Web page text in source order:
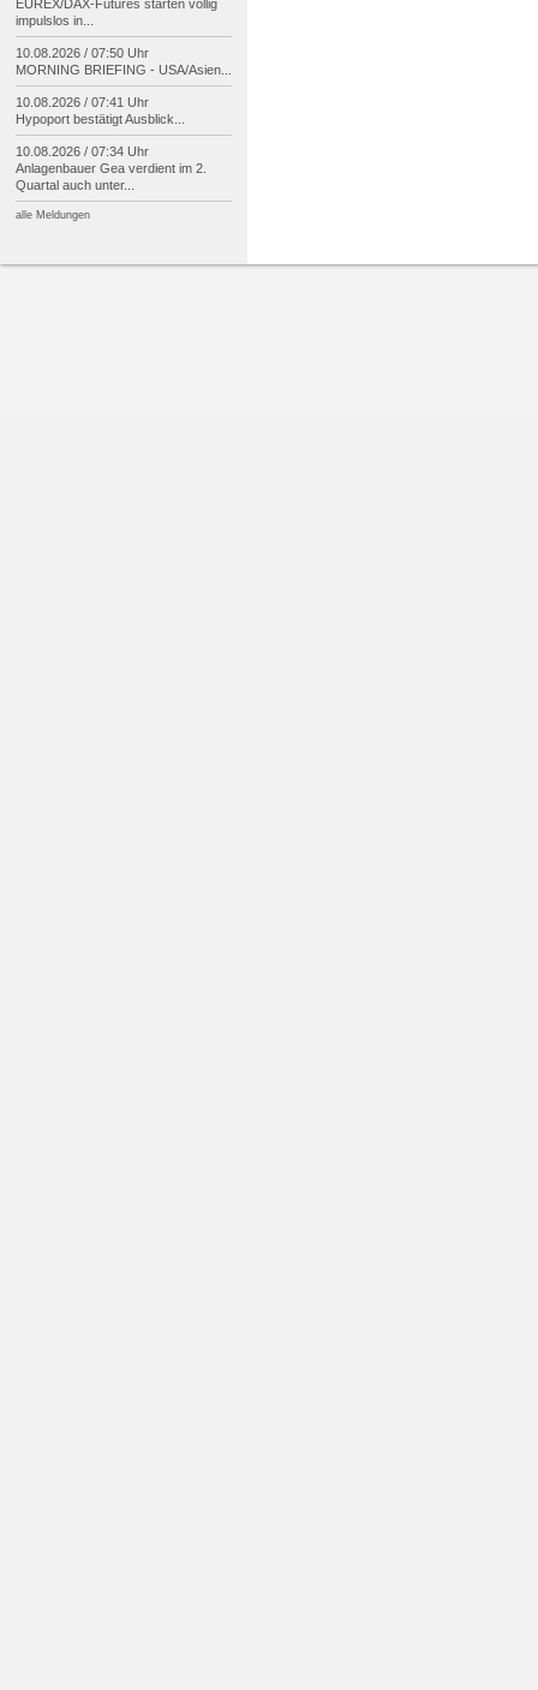
EUREX/DAX-Futures starten völlig
impulslos in...
10.08.2026 / 07:50 Uhr
MORNING BRIEFING - USA/Asien...
10.08.2026 / 07:41 Uhr
Hypoport bestätigt Ausblick...
10.08.2026 / 07:34 Uhr
Anlagenbauer Gea verdient im 2.
Quartal auch unter...
alle Meldungen